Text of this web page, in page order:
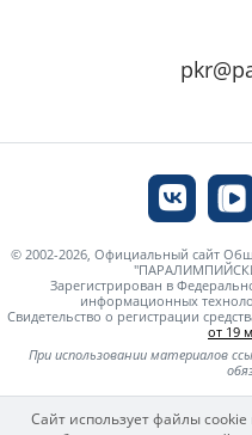
© 2002-2026, Официальный сайт
Зарегистрирован в
информационных
Свидетельство о регистрации
от 19
При использовании материалов
Сайт использует файлы